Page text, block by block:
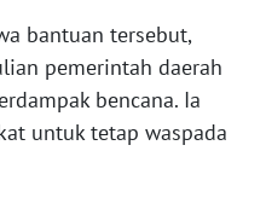
bantuan tersebut,
pemerintah daerah
bencana. Ia
untuk tetap waspada